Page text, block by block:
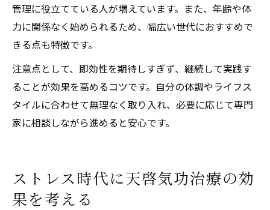
管理に役立てている人が増えています。また、年齢や体
力に関係なく始められるため、幅広い世代におすすめで
きる点も特徴です。
注意点として、即効性を期待しすぎず、継続して実践す
ることが効果を高めるコツです。自分の体調やライフス
タイルに合わせて無理なく取り入れ、必要に応じて専門
家に相談しながら進めると安心です。
ストレス時代に天啓気功治療の効
果を考える